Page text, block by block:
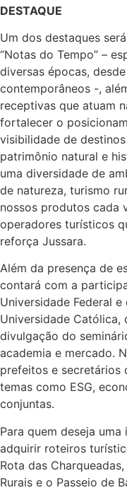
DESTAQUE
Um dos destaques
“Notas do Tempo” –
diversas épocas,
contemporâneos -,
receptivas que atuam
fortalecer o
visibilidade de
patrimônio natural e
uma diversidade de
de natureza, turismo
nossos produtos cada
operadores turísticos
reforça Jussara.
Além da presença de
contará com a
Universidade Federal
Universidade Católica,
divulgação do
academia e mercado.
prefeitos e secretários
temas como ESG,
conjuntas.
Para quem deseja
adquirir roteiros
Rota das
Rurais e o Passeio de